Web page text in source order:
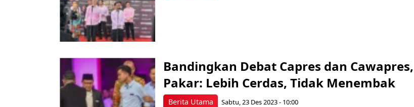
Berita Utama
Bandingkan Debat Capres dan Cawapres,
Pakar: Lebih Cerdas, Tidak Menembak
Sabtu, 23 Des 2023 - 10:00